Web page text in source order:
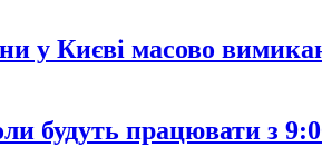
у Києві масово
будуть працювати з